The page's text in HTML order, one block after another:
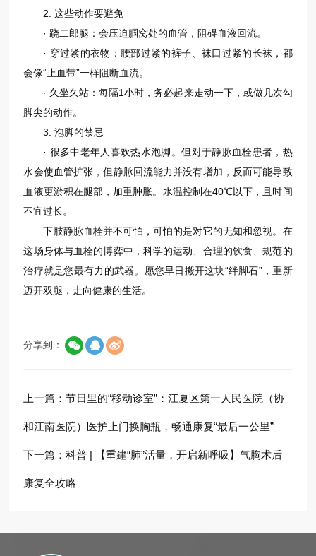
2. 这些动作要避免
· 跷二郎腿：会压迫腘窝处的血管，阻碍血液回流。
· 穿过紧的衣物：腰部过紧的裤子、袜口过紧的长袜，都
会像“止血带”一样阻断血流。
· 久坐久站：每隔1小时，务必起来走动一下，或做几次勾
脚尖的动作。
3. 泡脚的禁忌
· 很多中老年人喜欢热水泡脚。但对于静脉血栓患者，热
水会使血管扩张，但静脉回流能力并没有增加，反而可能导致
血液更淤积在腿部，加重肿胀。水温控制在40℃以下，且时间
不宜过长。
下肢静脉血栓并不可怕，可怕的是对它的无知和忽视。在
这场身体与血栓的博弈中，科学的运动、合理的饮食、规范的
治疗就是您最有力的武器。愿您早日搬开这块“绊脚石”，重新
迈开双腿，走向健康的生活。
分享到：
上一篇：节日里的“移动诊室”：江夏区第一人民医院（协
和江南医院）医护上门换胸瓶，畅通康复“最后一公里”
下一篇：科普 | 【重建“肺”活量，开启新呼吸】气胸术后
康复全攻略